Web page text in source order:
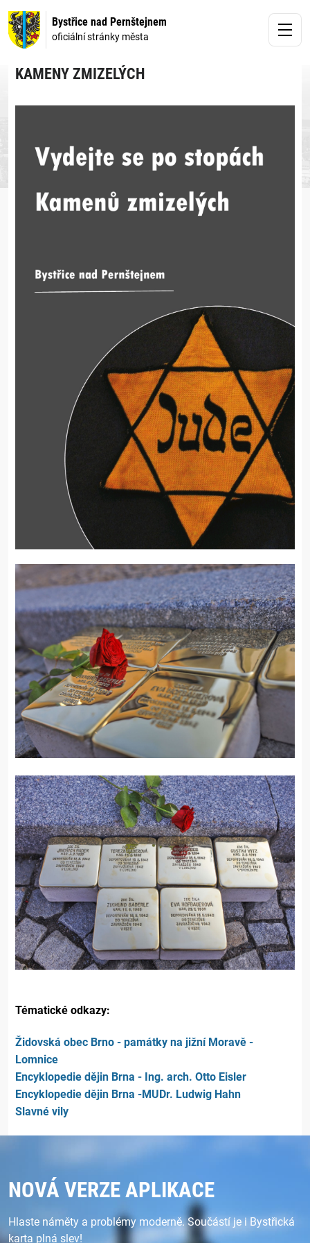
Bystřice nad Pernštejnem
oficiální stránky města
KAMENY ZMIZELÝCH
Tématické odkazy:
Židovská obec Brno - památky na jižní Moravě -
Lomnice
Encyklopedie dějin Brna - Ing. arch. Otto Eisler
Encyklopedie dějin Brna -MUDr. Ludwig Hahn
Slavné vily
NOVÁ VERZE APLIKACE
Hlaste náměty a problémy moderně. Součástí je i Bystřická
karta plná slev!